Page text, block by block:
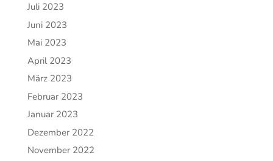
Juli 2023
Juni 2023
Mai 2023
April 2023
März 2023
Februar 2023
Januar 2023
Dezember 2022
November 2022